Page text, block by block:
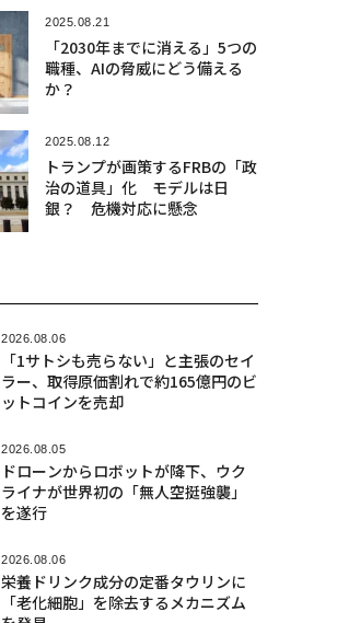
2025.08.21
「2030年までに消える」5つの
職種、AIの脅威にどう備える
か？
2025.08.12
トランプが画策するFRBの「政
治の道具」化 モデルは日
銀？ 危機対応に懸念
2026.08.06
「1サトシも売らない」と主張のセイ
ラー、取得原価割れで約165億円のビ
ットコインを売却
2026.08.05
ドローンからロボットが降下、ウク
ライナが世界初の「無人空挺強襲」
を遂行
2026.08.06
栄養ドリンク成分の定番タウリンに
「老化細胞」を除去するメカニズム